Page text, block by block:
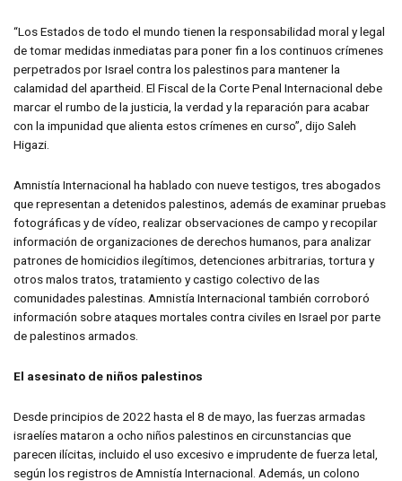
“Los Estados de todo el mundo tienen la responsabilidad moral y legal
de tomar medidas inmediatas para poner fin a los continuos crímenes
perpetrados por Israel contra los palestinos para mantener la
calamidad del apartheid. El Fiscal de la Corte Penal Internacional debe
marcar el rumbo de la justicia, la verdad y la reparación para acabar
con la impunidad que alienta estos crímenes en curso”, dijo Saleh
Higazi.
Amnistía Internacional ha hablado con nueve testigos, tres abogados
que representan a detenidos palestinos, además de examinar pruebas
fotográficas y de vídeo, realizar observaciones de campo y recopilar
información de organizaciones de derechos humanos, para analizar
patrones de homicidios ilegítimos, detenciones arbitrarias, tortura y
otros malos tratos, tratamiento y castigo colectivo de las
comunidades palestinas. Amnistía Internacional también corroboró
información sobre ataques mortales contra civiles en Israel por parte
de palestinos armados.
El asesinato de niños palestinos
Desde principios de 2022 hasta el 8 de mayo, las fuerzas armadas
israelíes mataron a ocho niños palestinos en circunstancias que
parecen ilícitas, incluido el uso excesivo e imprudente de fuerza letal,
según los registros de Amnistía Internacional. Además, un colono